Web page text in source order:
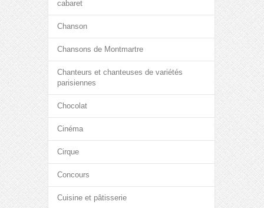
cabaret
Chanson
Chansons de Montmartre
Chanteurs et chanteuses de variétés
parisiennes
Chocolat
Cinéma
Cirque
Concours
Cuisine et pâtisserie